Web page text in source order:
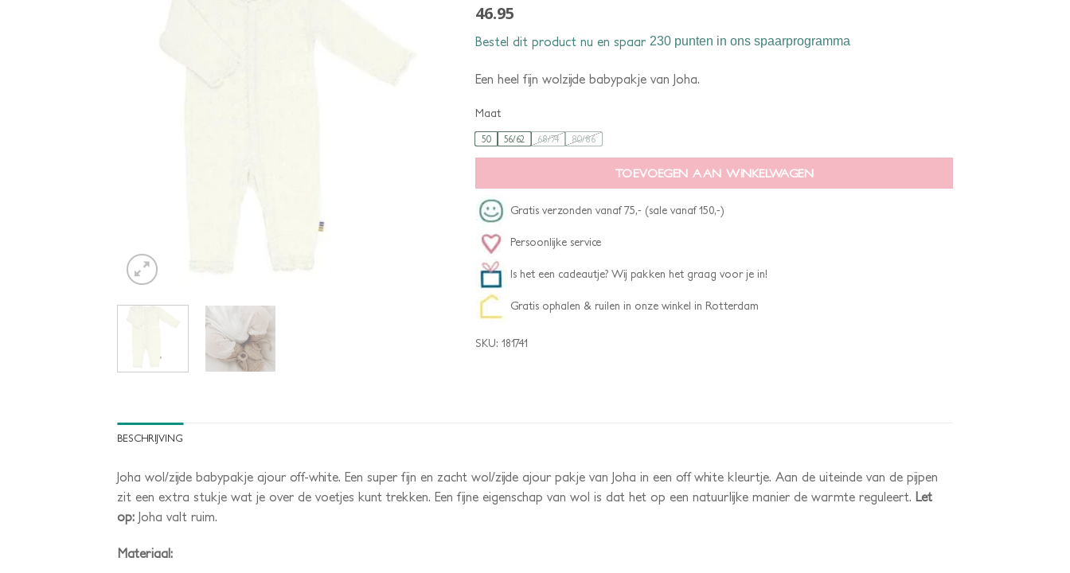
46.95
Bestel dit product nu en spaar 230 punten in ons spaarprogramma
Een heel fijn wolzijde babypakje van Joha.
Maat
50 56/62 68/74 80/86
TOEVOEGEN AAN WINKELWAGEN
Gratis verzonden vanaf 75,- (sale vanaf 150,-)
Persoonlijke service
Is het een cadeautje? Wij pakken het graag voor je in!
Gratis ophalen & ruilen in onze winkel in Rotterdam
SKU: 181741
BESCHRIJVING
Joha wol/zijde babypakje ajour off-white. Een super fijn en zacht wol/zijde ajour pakje van Joha in een off white kleurtje. Aan de uiteinde van de pijpen
zit een extra stukje wat je over de voetjes kunt trekken. Een fijne eigenschap van wol is dat het op een natuurlijke manier de warmte reguleert. Let
op: Joha valt ruim.
Materiaal: